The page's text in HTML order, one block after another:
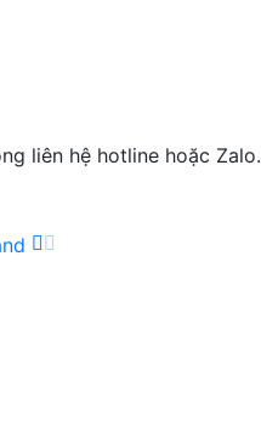
liên hệ hotline hoặc Zalo.